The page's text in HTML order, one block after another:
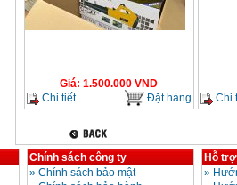
Giá: 1.500.000 VND
Chi tiết
Đặt hàng
Chi
Chính sách công ty
» Chính sách bảo mật
Hỗ
»